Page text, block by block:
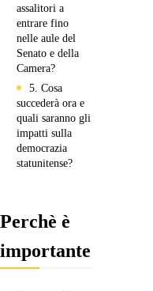
assalitori a
entrare fino
nelle aule del
Senato e della
Camera?
5. Cosa
succederà ora e
quali saranno gli
impatti sulla
democrazia
statunitense?
Perchè è
importante